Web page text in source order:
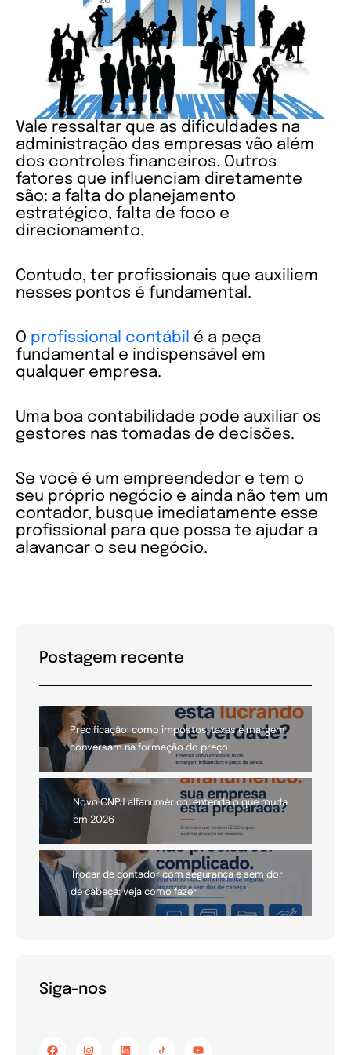
Vale ressaltar que as dificuldades na
administração das empresas vão além
dos controles financeiros. Outros
fatores que influenciam diretamente
são: a falta do planejamento
estratégico, falta de foco e
direcionamento.
Contudo, ter profissionais que auxiliem
nesses pontos é fundamental.
O profissional contábil é a peça
fundamental e indispensável em
qualquer empresa.
Uma boa contabilidade pode auxiliar os
gestores nas tomadas de decisões.
Se você é um empreendedor e tem o
seu próprio negócio e ainda não tem um
contador, busque imediatamente esse
profissional para que possa te ajudar a
alavancar o seu negócio.
Postagem recente
Precificação: como impostos, taxas e margem
conversam na formação do preço
Novo CNPJ alfanumérico: entenda o que muda
em 2026
Trocar de contador com segurança e sem dor
de cabeça: veja como fazer
Siga-nos
F I